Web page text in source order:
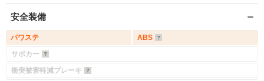
安全装備
パワステ
ABS
サポカー
衝突被害軽減ブレーキ